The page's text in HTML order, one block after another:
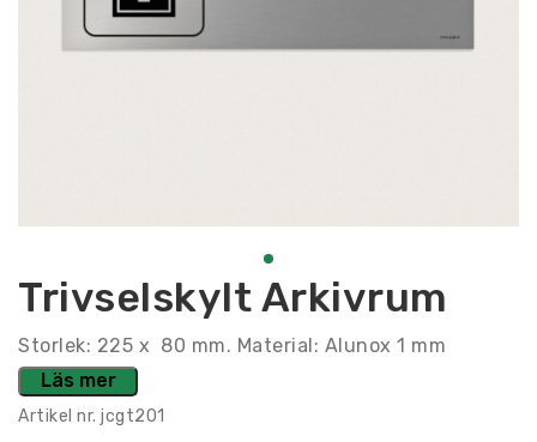
Trivselskylt Arkivrum
Storlek: 225 x 80 mm. Material: Alunox 1 mm
Läs mer
Artikel nr. jcgt201